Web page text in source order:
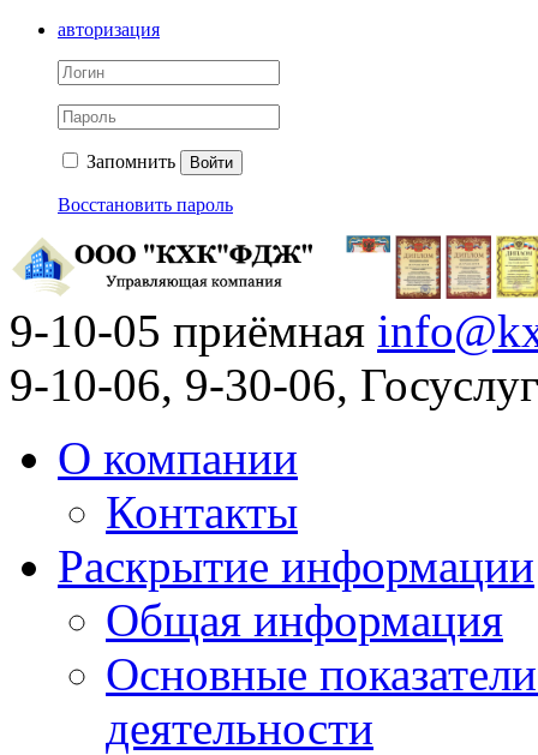
авторизация
Запомнить Войти
Восстановить пароль
9-10-05 приёмная
9-10-06, 9-30-06,
О компании
Контакты
Раскрытие информации
Общая информация
Основные
деятельности